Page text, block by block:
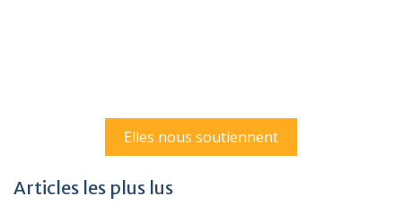
Elles nous soutiennent
Articles les plus lus